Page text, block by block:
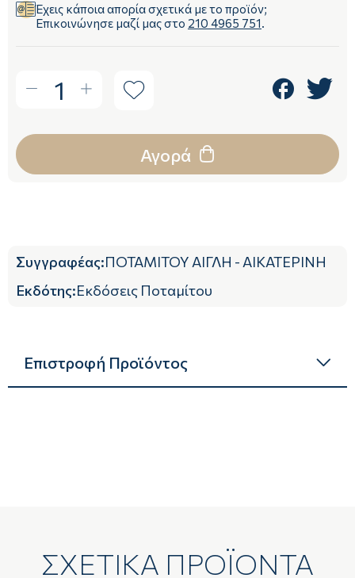
Έχεις κάποια απορία σχετικά με το προϊόν;
Επικοινώνησε μαζί μας στο 210 4965 751
1
Αγορά
Συγγραφέας:ΠΟΤΑΜΙΤΟΥ ΑΙΓΛΗ - ΑΙΚΑΤΕΡΙΝΗ
Εκδότης:Εκδόσεις Ποταμίτου
Επιστροφή Προϊόντος
ΣΧΕΤΙΚΑ ΠΡΟΪΟΝΤΑ